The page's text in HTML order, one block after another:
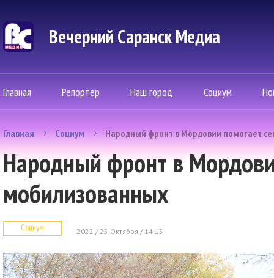
Вечерний Саранск Mедиа
Главная Репортер Наш город Социум
Главная Социум Народный фронт в Мордовии помогает
Народный фронт в
мобилизованных
Социум 2022 / 25 Октября / 14:15